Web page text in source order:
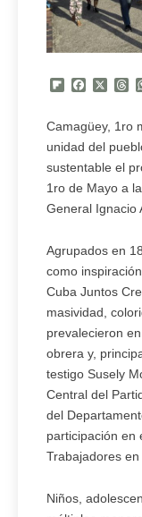
Flipboard
Camagüey, 1ro
unidad del
sustentable el
1ro de Mayo a
General Ignacio
Agrupados en
como
Cuba Juntos
masividad,
prevalecieron
obrera y,
testigo Susely
Central del
del
participación en
Trabajadores
Niños,